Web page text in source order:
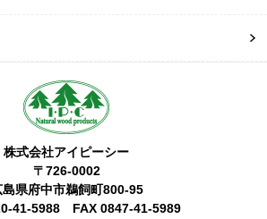
株式会社アイピーシー
〒726-0002
島県府中市鵜飼町800-95
41-5988 FAX 0847-41-5989